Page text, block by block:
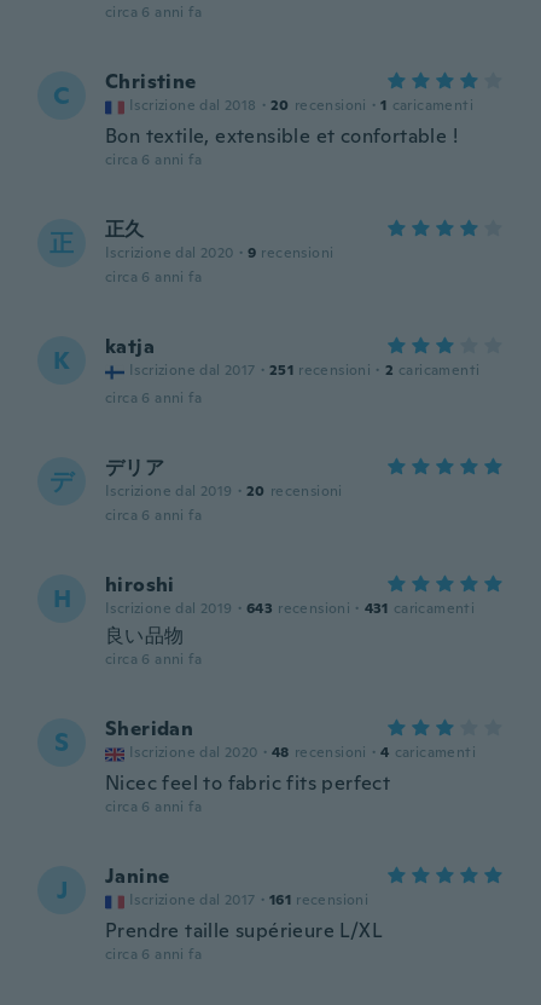
circa 6 anni fa
C Christine
Iscrizione dal 2018 · 20 recensioni · 1 caricamenti
Bon textile, extensible et confortable !
circa 6 anni fa
正 正久
Iscrizione dal 2020 · 9 recensioni
circa 6 anni fa
K katja
Iscrizione dal 2017 · 251 recensioni · 2 caricamenti
circa 6 anni fa
デ デリア
Iscrizione dal 2019 · 20 recensioni
circa 6 anni fa
H hiroshi
Iscrizione dal 2019 · 643 recensioni · 431 caricamenti
良い品物
circa 6 anni fa
S Sheridan
Iscrizione dal 2020 · 48 recensioni · 4 caricamenti
Nicec feel to fabric fits perfect
circa 6 anni fa
J Janine
Iscrizione dal 2017 · 161 recensioni
Prendre taille supérieure L/XL
circa 6 anni fa